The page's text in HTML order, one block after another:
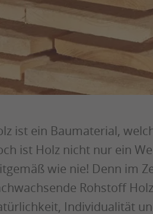
ist ein Baumaterial,
ist Holz nicht nur ein
wie nie! Denn im
Rohstoff
Individualität